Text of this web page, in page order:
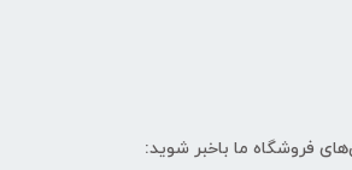
فروشگاه ما باخبر شوید: